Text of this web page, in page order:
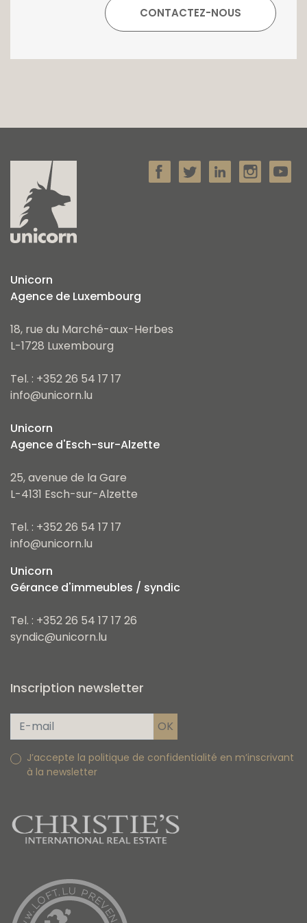
Unicorn
Agence de Luxembourg
18, rue du Marché-aux-Herbes
L-1728 Luxembourg
Tel. : +352 26 54 17 17
info@unicorn.lu
Unicorn
Agence d'Esch-sur-Alzette
25, avenue de la Gare
L-4131 Esch-sur-Alzette
Tel. : +352 26 54 17 17
info@unicorn.lu
Unicorn
Gérance d'immeubles / syndic
Tel. : +352 26 54 17 17 26
syndic@unicorn.lu
Inscription newsletter
J’accepte la politique de confidentialité en m’inscrivant
à la newsletter